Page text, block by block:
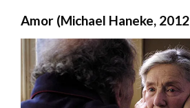
Amor (Michael Haneke,